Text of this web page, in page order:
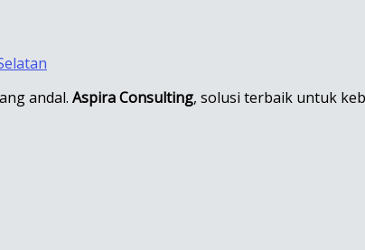
andal. Aspira Consulting, solusi terbaik untuk